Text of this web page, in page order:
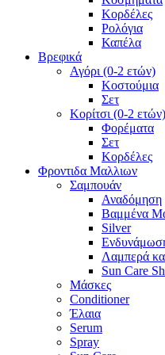
Κορδέλες
Ρολόγια
Καπέλα
Βρεφικά
Αγόρι (0-2 ετών)
Κοστούμια
Σετ
Κορίτσι (0-2 ετών)
Φορέματα
Σετ
Κορδέλες
Φροντιδα Μαλλιων
Σαμπουάν
Αναδόμηση
Βαμμένα
Silver
Λαμπερά
Sun Care
Μάσκες
Conditioner
Έλαια
Serum
Spray